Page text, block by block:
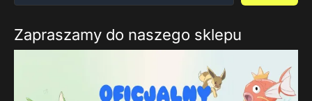
Zapraszamy do naszego sklepu